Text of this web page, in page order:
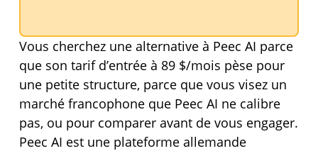
Vous cherchez une alternative à Peec AI parce
que son tarif d’entrée à 89 $/mois pèse pour
une petite structure, parce que vous visez un
marché francophone que Peec AI ne calibre
pas, ou pour comparer avant de vous engager.
Peec AI est une plateforme allemande